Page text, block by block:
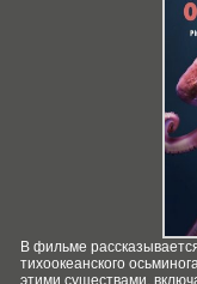
В фильме
тихоокеанского
этими существами,